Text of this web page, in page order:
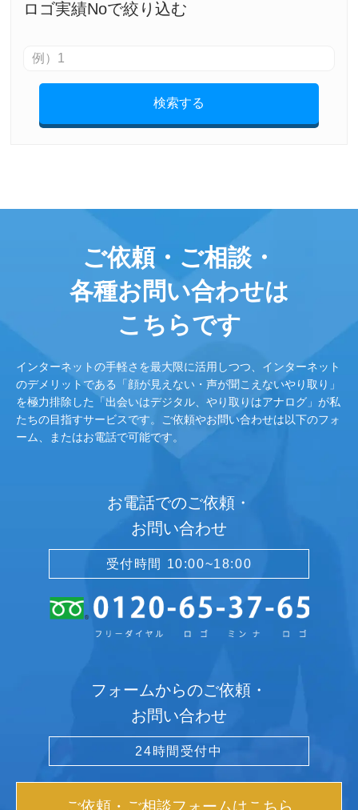
ロゴ実績Noで絞り込む
検索する
ご依頼・ご相談・
各種お問い合わせは
こちらです
インターネットの手軽さを最大限に活用しつつ、インターネット
のデメリットである「顔が見えない・声が聞こえないやり取り」
を極力排除した「出会いはデジタル、やり取りはアナログ」が私
たちの目指すサービスです。ご依頼やお問い合わせは以下のフォ
ーム、またはお電話で可能です。
お電話でのご依頼・
お問い合わせ
受付時間 10:00~18:00
フォームからのご依頼・
お問い合わせ
24時間受付中
ご依頼・ご相談フォームはこちら